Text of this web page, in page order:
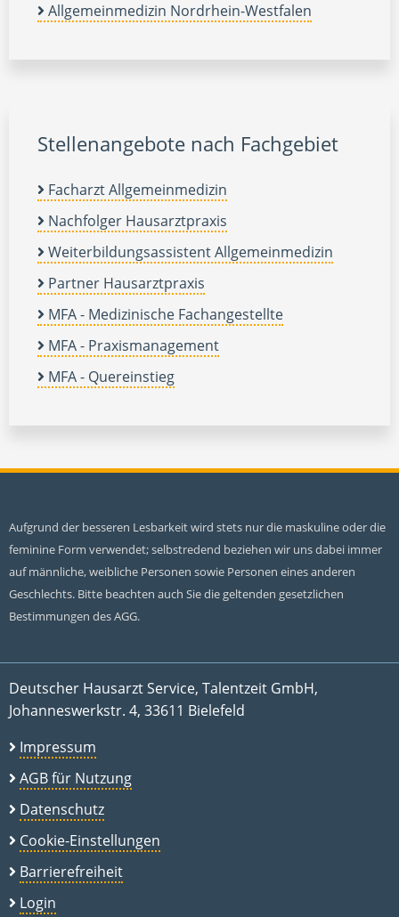
Allgemeinmedizin Nordrhein-Westfalen
Stellenangebote nach Fachgebiet
Facharzt Allgemeinmedizin
Nachfolger Hausarztpraxis
Weiterbildungsassistent Allgemeinmedizin
Partner Hausarztpraxis
MFA - Medizinische Fachangestellte
MFA - Praxismanagement
MFA - Quereinstieg
Aufgrund der besseren Lesbarkeit wird stets nur die maskuline oder die
feminine Form verwendet; selbstredend beziehen wir uns dabei immer
auf männliche, weibliche Personen sowie Personen eines anderen
Geschlechts. Bitte beachten auch Sie die geltenden gesetzlichen
Bestimmungen des AGG.
Deutscher Hausarzt Service, Talentzeit GmbH,
Johanneswerkstr. 4, 33611 Bielefeld
Impressum
AGB für Nutzung
Datenschutz
Cookie-Einstellungen
Barrierefreiheit
Login